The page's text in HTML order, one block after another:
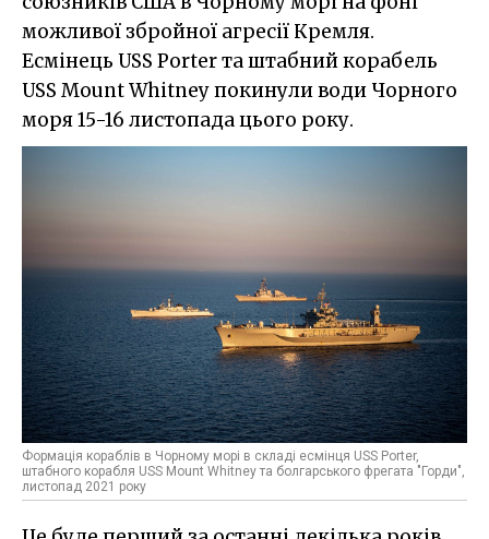
можливої збройної агресії Кремля.
Есмінець USS Porter та штабний корабель
USS Mount Whitney покинули води Чорного
моря 15-16 листопада цього року.
Формація кораблів в Чорному морі в складі есмінця USS Porter,
штабного корабля USS Mount Whitney та болгарського фрегата "Горди",
листопад 2021 року